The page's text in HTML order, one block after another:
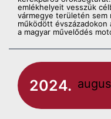
emlékhelyeit vesszük
vármegye területén sem
működött
a magyar művelődés
2024.